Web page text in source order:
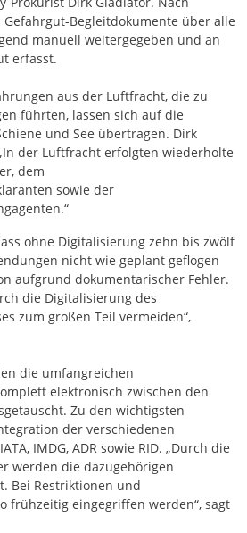
Begleitdokumente über alle
manuell weitergegeben und an
erfasst.
aus der Luftfracht, die zu
führten, lassen sich auf die
und See übertragen. Dirk
der Luftfracht erfolgten wiederholte
dem
sowie der
ohne Digitalisierung zehn bis zwölf
nicht wie geplant geflogen
aufgrund dokumentarischer Fehler.
die Digitalisierung des
zum großen Teil vermeiden“,
die umfangreichen
elektronisch zwischen den
Zu den wichtigsten
der verschiedenen
IMDG, ADR sowie RID. „Durch die
werden die dazugehörigen
Bei Restriktionen und
frühzeitig eingegriffen werden“, sagt